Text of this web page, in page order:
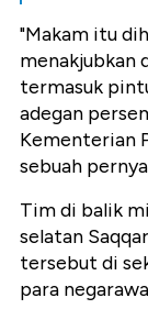
"Makam itu
menakjubkan
termasuk
adegan
Kementerian
sebuah
Tim di balik
selatan
tersebut di
para